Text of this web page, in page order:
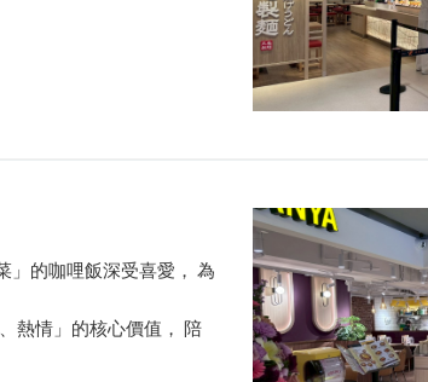
」的咖哩飯深受喜愛， 為
熱情」的核心價值， 陪